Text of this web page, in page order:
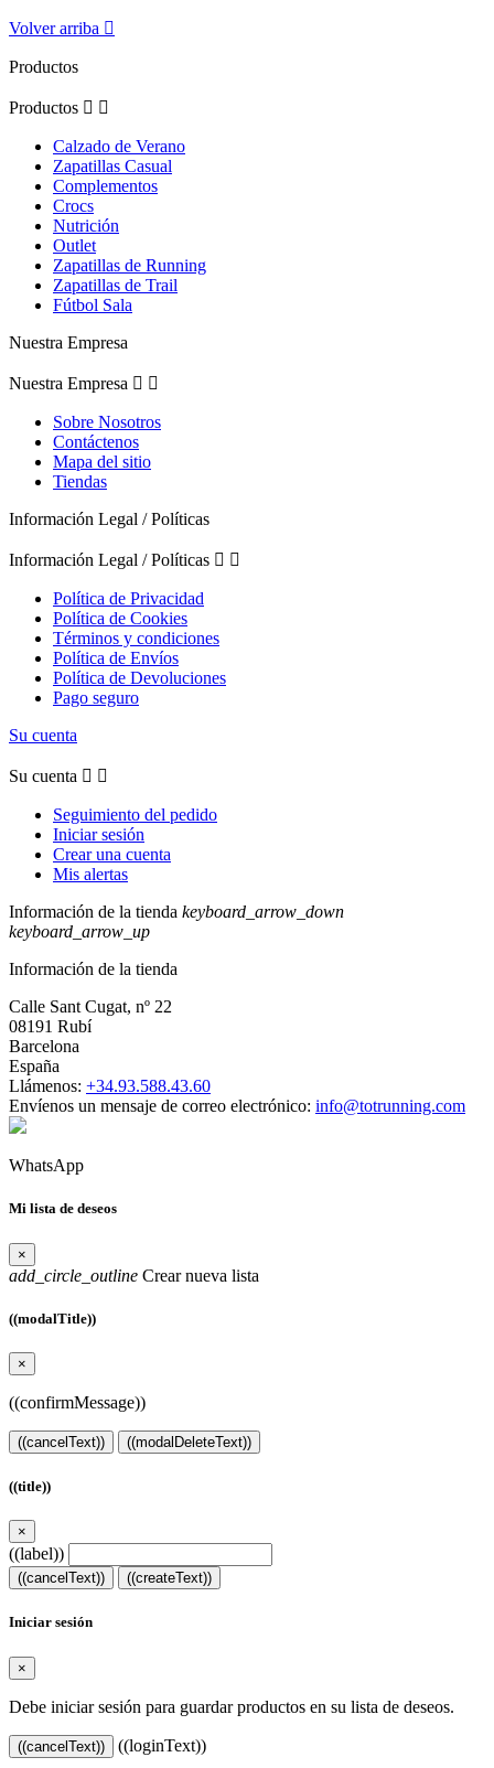
Volver arriba 
Productos
Productos  
Calzado de Verano
Zapatillas Casual
Complementos
Crocs
Nutrición
Outlet
Zapatillas de Running
Zapatillas de Trail
Fútbol Sala
Nuestra Empresa
Nuestra Empresa  
Sobre Nosotros
Contáctenos
Mapa del sitio
Tiendas
Información Legal / Políticas
Información Legal / Políticas  
Política de Privacidad
Política de Cookies
Términos y condiciones
Política de Envíos
Política de Devoluciones
Pago seguro
Su cuenta
Su cuenta  
Seguimiento del pedido
Iniciar sesión
Crear una cuenta
Mis alertas
Información de la tienda keyboard_arrow_down
keyboard_arrow_up
Información de la tienda
Calle Sant Cugat, nº 22
08191 Rubí
Barcelona
España
Llámenos: +34.93.588.43.60
Envíenos un mensaje de correo electrónico: info@totrunning.com
WhatsApp
Mi lista de deseos
×
add_circle_outline Crear nueva lista
((modalTitle))
×
((confirmMessage))
((cancelText)) ((modalDeleteText))
((title))
×
((label))
((cancelText)) ((createText))
Iniciar sesión
×
Debe iniciar sesión para guardar productos en su lista de deseos.
((cancelText))
((loginText))